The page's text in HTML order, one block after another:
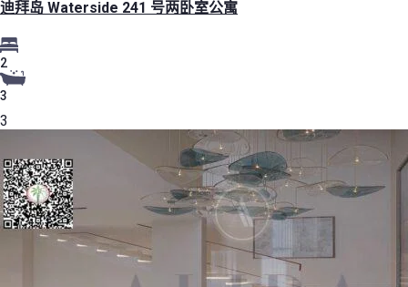
迪拜岛 Waterside 241 号两卧室公寓
2
3
3